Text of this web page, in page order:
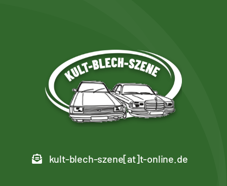
kult-blech-szene[at]t-online.de